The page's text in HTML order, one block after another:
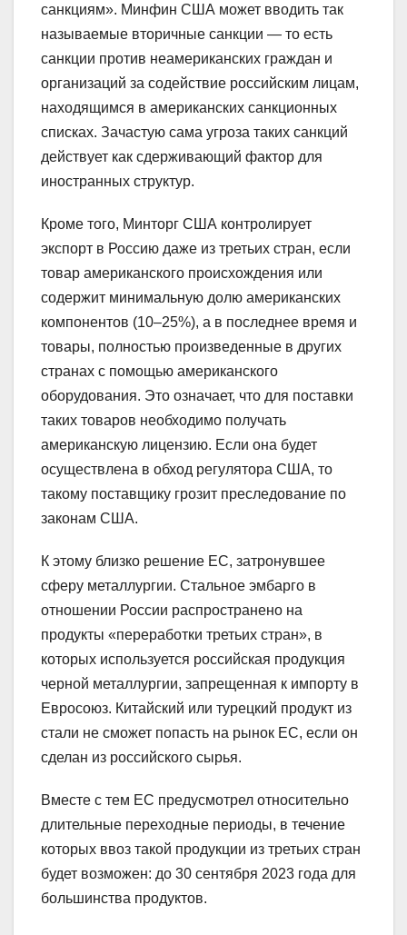
санкциям». Минфин США может вводить так
называемые вторичные санкции — то есть
санкции против неамериканских граждан и
организаций за содействие российским лицам,
находящимся в американских санкционных
списках. Зачастую сама угроза таких санкций
действует как сдерживающий фактор для
иностранных структур.
Кроме того, Минторг США контролирует
экспорт в Россию даже из третьих стран, если
товар американского происхождения или
содержит минимальную долю американских
компонентов (10–25%), а в последнее время и
товары, полностью произведенные в других
странах с помощью американского
оборудования. Это означает, что для поставки
таких товаров необходимо получать
американскую лицензию. Если она будет
осуществлена в обход регулятора США, то
такому поставщику грозит преследование по
законам США.
К этому близко решение ЕС, затронувшее
сферу металлургии. Стальное эмбарго в
отношении России распространено на
продукты «переработки третьих стран», в
которых используется российская продукция
черной металлургии, запрещенная к импорту в
Евросоюз. Китайский или турецкий продукт из
стали не сможет попасть на рынок ЕС, если он
сделан из российского сырья.
Вместе с тем ЕС предусмотрел относительно
длительные переходные периоды, в течение
которых ввоз такой продукции из третьих стран
будет возможен: до 30 сентября 2023 года для
большинства продуктов.